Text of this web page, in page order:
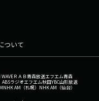
ついて
ＲＡＢ青森放送エフエム青森
ABSラジオエフエム秋田YBC山形放送
NHK AM（札幌） NHK AM（仙台）